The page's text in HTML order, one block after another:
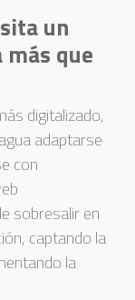
un
que
digitalizado,
adaptarse
con
sobresalir en
captando la
la